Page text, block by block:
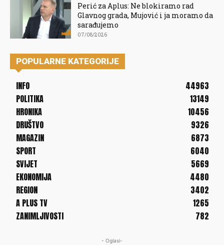
Perić za Aplus: Ne blokiramo rad
Glavnog grada, Mujović i ja moramo da
sarađujemo
07/08/2026
POPULARNE KATEGORIJE
INFO
44963
POLITIKA
13149
HRONIKA
10456
DRUŠTVO
9326
MAGAZIN
6873
SPORT
6040
SVIJET
5669
EKONOMIJA
4480
REGION
3402
A PLUS TV
1265
ZANIMLJIVOSTI
782
- Oglasi-